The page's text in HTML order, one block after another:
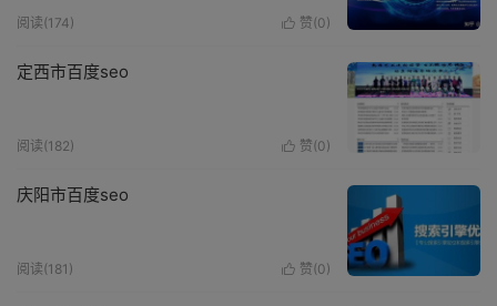
 赞(0)
阅读(174)
定西市百度seo
 赞(0)
阅读(182)
庆阳市百度seo
 赞(0)
阅读(181)